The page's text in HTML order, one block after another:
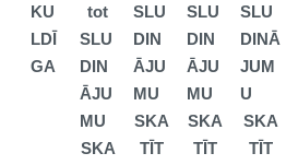
KU
LDĪ
GA
tot
SLU
DIN
ĀJU
MU
SKA
SLU
DIN
ĀJU
MU
SKA
TĪT
SLU
DIN
ĀJU
MU
SKA
TĪT
SLU
DINĀ
JUM
U
SKA
TĪT